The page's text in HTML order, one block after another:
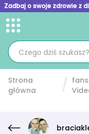
Zadbaj o swoje zdrowie z
Toggle menu
Strona
główna